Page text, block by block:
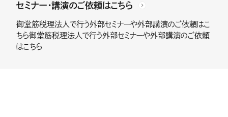
セミナー・講演のご依頼はこちら
御堂筋税理法人で行う外部セミナーや外部講演のご依頼はこ
ちら御堂筋税理法人で行う外部セミナーや外部講演のご依頼
はこちら